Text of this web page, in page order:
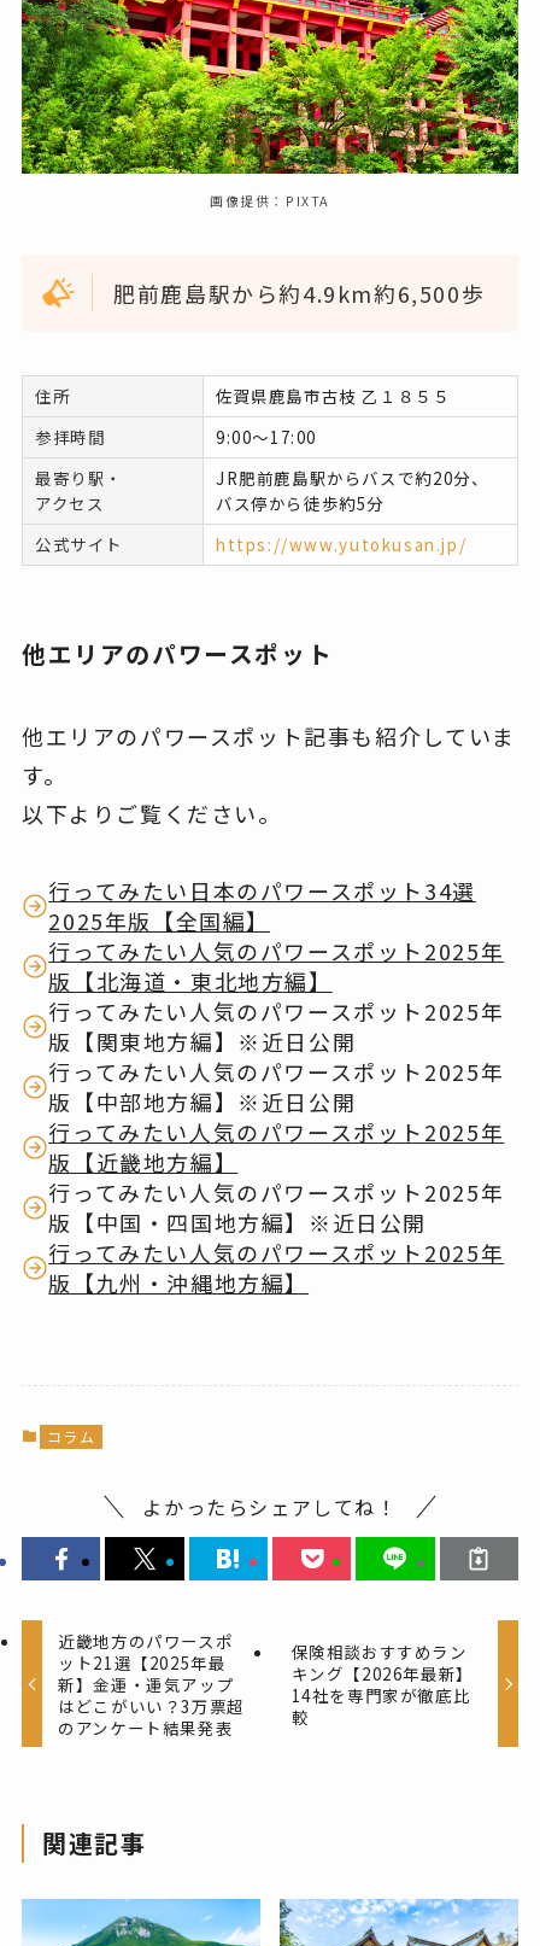
画像提供：PIXTA
肥前鹿島駅から約4.9km約6,500歩
住所
佐賀県鹿島市古枝 乙１８５５
参拝時間
9:00～17:00
最寄り駅・
アクセス
JR肥前鹿島駅からバスで約20分、
バス停から徒歩約5分
公式サイト
https://www.yutokusan.jp/
他エリアのパワースポット
他エリアのパワースポット記事も紹介していま
す。
以下よりご覧ください。
行ってみたい日本のパワースポット34選
2025年版【全国編】
行ってみたい人気のパワースポット2025年
版【北海道・東北地方編】
行ってみたい人気のパワースポット2025年
版【関東地方編】※近日公開
行ってみたい人気のパワースポット2025年
版【中部地方編】※近日公開
行ってみたい人気のパワースポット2025年
版【近畿地方編】
行ってみたい人気のパワースポット2025年
版【中国・四国地方編】※近日公開
行ってみたい人気のパワースポット2025年
版【九州・沖縄地方編】
コラム
よかったらシェアしてね！
近畿地方のパワースポ
ット21選【2025年最
新】金運・運気アップ
はどこがいい？3万票超
のアンケート結果発表
保険相談おすすめラン
キング【2026年最新】
14社を専門家が徹底比
較
関連記事